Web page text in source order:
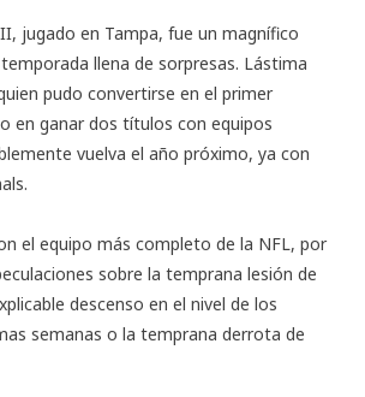
jugado en Tampa, fue un magnífico
llena de sorpresas. Lástima
pudo convertirse en el primer
en ganar dos títulos con equipos
vuelva el año próximo, ya con
el equipo más completo de la NFL, por
sobre la temprana lesión de
descenso en el nivel de los
semanas o la temprana derrota de